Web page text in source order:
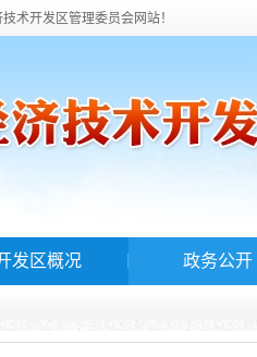
术开发区管理委员会网站！
发区概况 政务公开